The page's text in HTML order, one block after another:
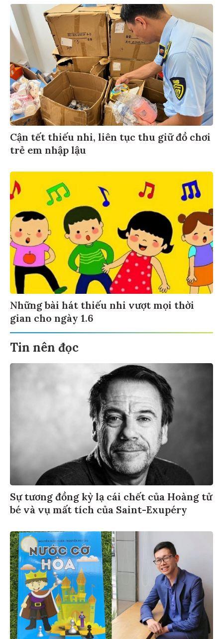
Cận tết thiếu nhi, liên tục thu giữ đồ chơi
trẻ em nhập lậu
Những bài hát thiếu nhi vượt mọi thời
gian cho ngày 1.6
Tin nên đọc
Sự tương đồng kỳ lạ cái chết của Hoàng tử
bé và vụ mất tích của Saint-Exupéry